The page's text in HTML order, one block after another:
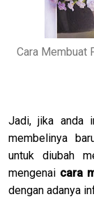
Cara Membuat
Jadi, jika anda
membelinya
untuk diubah
mengenai cara
dengan adanya